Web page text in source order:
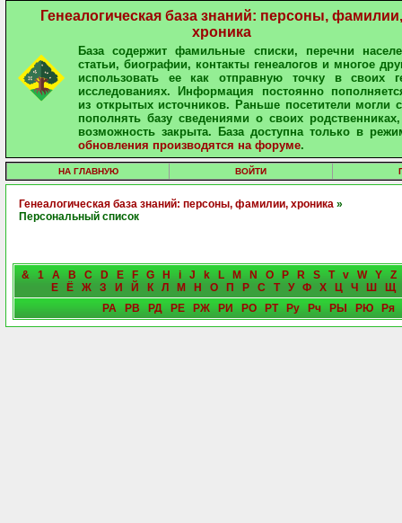
Генеалогическая база знаний: персоны, фамилии,
хроника
База содержит фамильные списки, перечни
статьи, биографии, контакты генеалогов и многое
использовать ее как отправную точку в своих
исследованиях. Информация постоянно
из открытых источников. Раньше посетители могли
пополнять базу сведениями о своих
возможность закрыта. База доступна только в
обновления производятся на форуме.
НА ГЛАВНУЮ ВОЙТИ
Генеалогическая база знаний: персоны, фамилии, хроника »
Персональный список
& 1 A B C D E F G H i J k L M N O P R S T v W Y
Z
Е
Ё Ж З И Й К Л М Н О П Р С Т У Ф Х Ц Ч Ш
Щ
РА
РВ РД РЕ РЖ РИ РО РТ Ру Рч РЫ РЮ Ря